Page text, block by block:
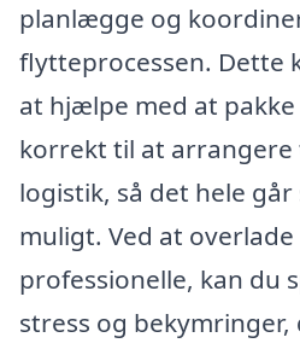
planlægge og
flytteprocessen. Dette
at hjælpe med at
korrekt til at
logistik, så det hele går
muligt. Ved at
professionelle, kan du
stress og